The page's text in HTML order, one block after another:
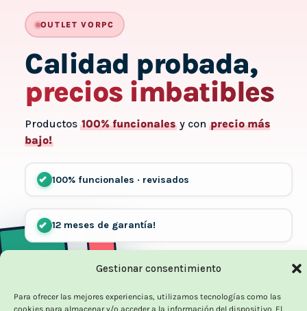
Gestionar consentimiento
Para ofrecer las mejores experiencias, utilizamos tecnologías como las
cookies para almacenar y/o acceder a la información del dispositivo. El
OUTLET VORPC
Calidad probada,
precios imbatibles
Productos 100% funcionales y con precio más
bajo!
100% funcionales · revisados
12 meses de garantía!
Hasta un 70% más baratos que uno nuevo